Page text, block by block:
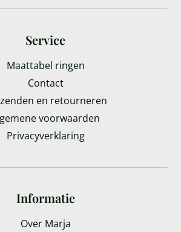
Service
Maattabel ringen
Contact
en retourneren
voorwaarden
Privacyverklaring
Informatie
Over Marja